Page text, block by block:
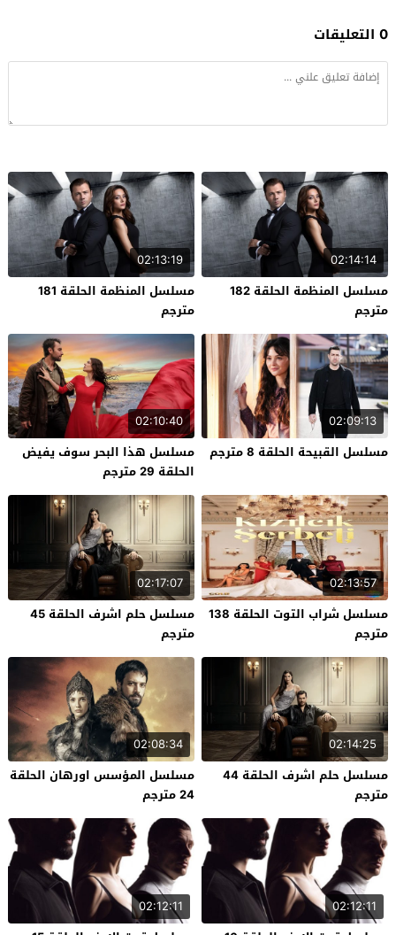
0 التعليقات
02:14:14
مسلسل المنظمة الحلقة 182
مترجم
02:13:19
مسلسل المنظمة الحلقة 181
مترجم
02:09:13
مسلسل القبيحة الحلقة 8 مترجم
02:10:40
مسلسل هذا البحر سوف يفيض
الحلقة 29 مترجم
02:13:57
مسلسل شراب التوت الحلقة 138
مترجم
02:17:07
مسلسل حلم اشرف الحلقة 45
مترجم
02:14:25
مسلسل حلم اشرف الحلقة 44
مترجم
02:08:34
مسلسل المؤسس اورهان الحلقة
24 مترجم
02:12:11
02:12:11